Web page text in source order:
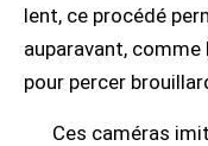
lent, ce procédé
auparavant,
pour percer
Ces caméras